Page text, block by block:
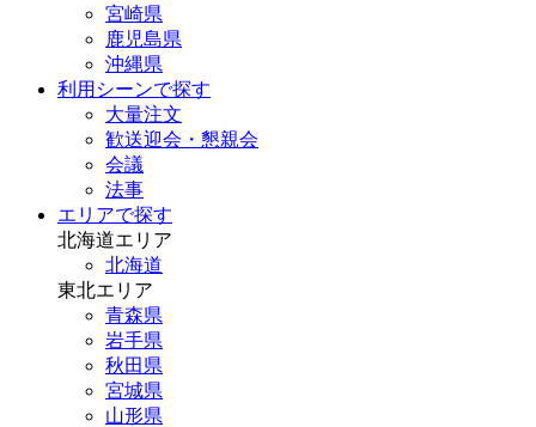
宮崎県
鹿児島県
沖縄県
利用シーンで探す
大量注文
歓送迎会・懇親会
会議
法事
エリアで探す
北海道エリア
北海道
東北エリア
青森県
岩手県
秋田県
宮城県
山形県